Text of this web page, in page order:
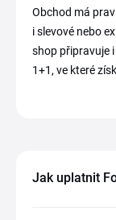
Obchod má
i slevové nebo
shop připravuje
1+1, ve které
Jak uplatnit